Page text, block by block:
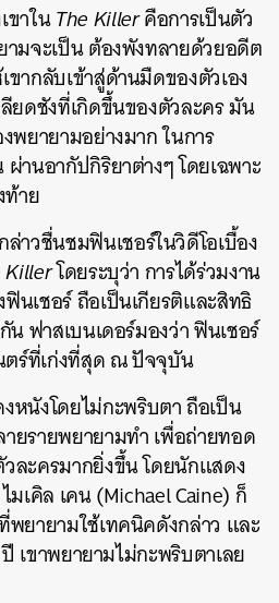
ขาในThe Killerคือการเป็นตัว
มจะเป็น ต้องพังทลายด้วยอดีต
ากลับเข้าสู่ด้านมืดของตัวเอง
ยดชังที่เกิดขึ้นของตัวละคร มัน
พยายามอย่างมาก ในการ
านอากัปกิริยาต่างๆ โดยเฉพาะ
ท้าย
าวชื่นชมฟินเชอร์ในวิดีโอเบื้อง
Killerโดยระบุว่า การได้ร่วมงาน
นเชอร์ ถือเป็นเกียรติและสิทธิ
ฟาสเบนเดอร์มองว่า ฟินเชอร์
ร์ที่เก่งที่สุด ณ ปัจจุบัน
หนังโดยไม่กะพริบตา ถือเป็น
ยรายพยายามทำ เพื่อถ่ายทอด
ละครมากยิ่งขึ้น โดยนักแสดง
เคิล เคน (Michael Caine) ก็
ยายามใช้เทคนิคดังกล่าว และ
เขาพยายามไม่กะพริบตาเลย